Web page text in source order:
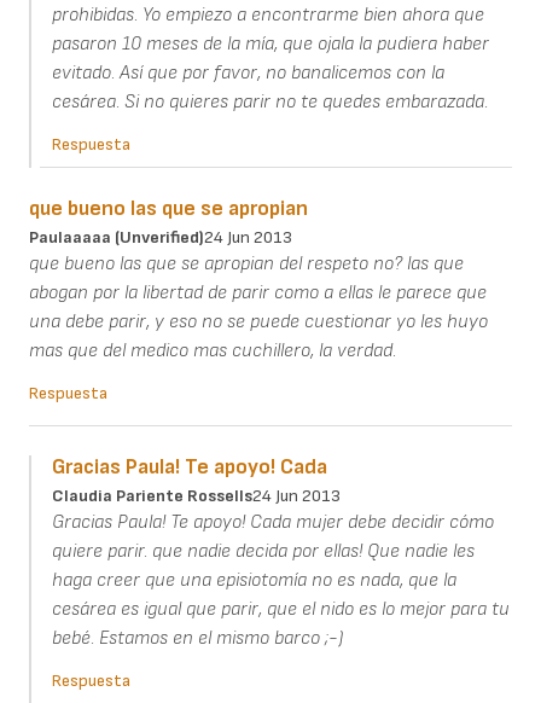
prohibidas. Yo empiezo a encontrarme bien ahora que
pasaron 10 meses de la mía, que ojala la pudiera haber
evitado. Así que por favor, no banalicemos con la
cesárea. Si no quieres parir no te quedes embarazada.
Respuesta
que bueno las que se apropian
Paulaaaaa (unverified)24 Jun 2013
que bueno las que se apropian del respeto no? las que
abogan por la libertad de parir como a ellas le parece que
una debe parir, y eso no se puede cuestionar yo les huyo
mas que del medico mas cuchillero, la verdad.
Respuesta
Gracias Paula! Te apoyo! Cada
Claudia Pariente Rossells24 Jun 2013
Gracias Paula! Te apoyo! Cada mujer debe decidir cómo
quiere parir. que nadie decida por ellas! Que nadie les
haga creer que una episiotomía no es nada, que la
cesárea es igual que parir, que el nido es lo mejor para tu
bebé. Estamos en el mismo barco ;-)
Respuesta